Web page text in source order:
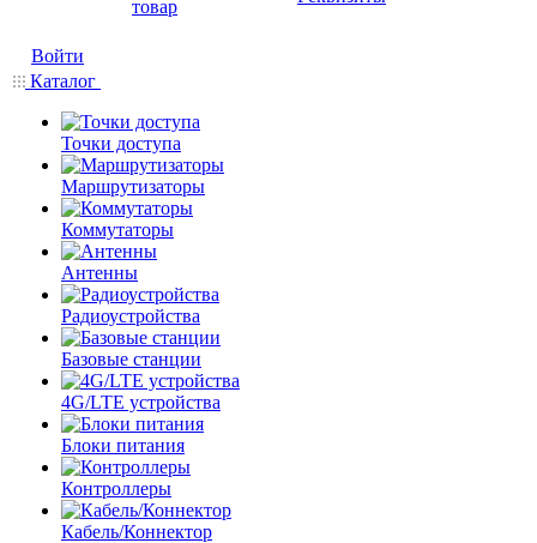
товар
Войти
Каталог
Точки доступа
Маршрутизаторы
Коммутаторы
Антенны
Радиоустройства
Базовые станции
4G/LTE устройства
Блоки питания
Контроллеры
Кабель/Коннектор